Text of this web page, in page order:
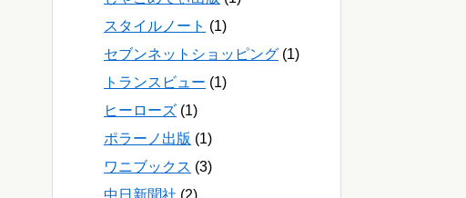
スタイルノート (1)
セブンネットショッピング (1)
トランスビュー (1)
ヒーローズ (1)
ポラーノ出版 (1)
ワニブックス (3)